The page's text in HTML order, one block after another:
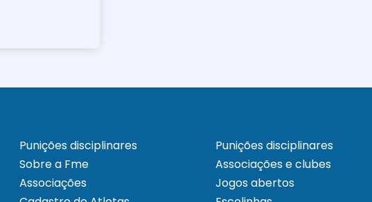
Punições disciplinares
Sobre a Fme
Associações
Punições disciplinares
Associações e clubes
Jogos abertos